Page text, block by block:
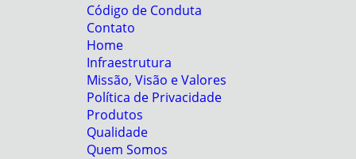
Código de Conduta
Contato
Home
Infraestrutura
Missão, Visão e Valores
Política de Privacidade
Produtos
Qualidade
Quem Somos